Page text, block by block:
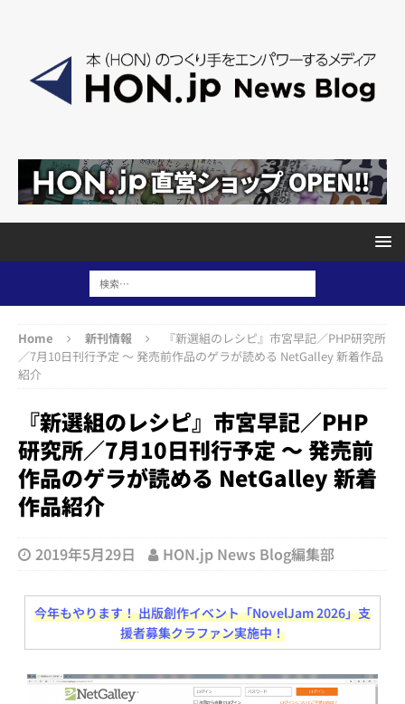
Home 新刊情報
『新選組のレシピ』市宮早記／PHP研究所
／7月10日刊行予定 ～ 発売前作品のゲラが読める NetGalley 新着作品
紹介
『新選組のレシピ』市宮早記／PHP
研究所／7月10日刊行予定 ～ 発売前
作品のゲラが読める NetGalley 新着
作品紹介
2019年5月29日 HON.jp News Blog編集部
今年もやります！ 出版創作イベント「NovelJam 2026」支
援者募集クラファン実施中！